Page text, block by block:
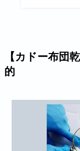
【カドー布団
的